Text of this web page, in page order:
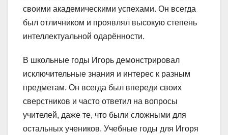
своими академическими успехами. Он всегда
был отличником и проявлял высокую степень
интеллектуальной одарённости.
В школьные годы Игорь демонстрировал
исключительные знания и интерес к разным
предметам. Он всегда был впереди своих
сверстников и часто ответил на вопросы
учителей, даже те, что были сложными для
остальных учеников. Учебные годы для Игоря